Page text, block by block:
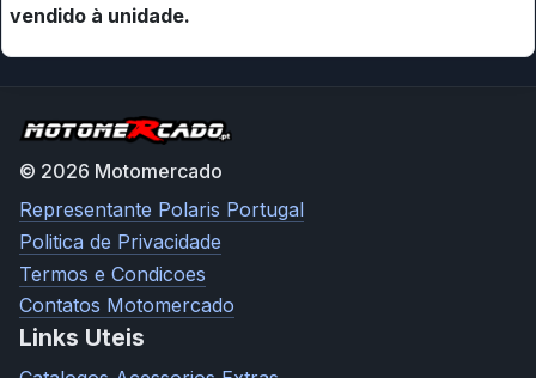
vendido à unidade.
© 2026 Motomercado
Representante Polaris Portugal
Politica de Privacidade
Termos e Condicoes
Contatos Motomercado
Links Uteis